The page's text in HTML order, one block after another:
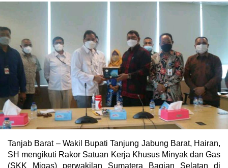
Tanjab Barat – Wakil Bupati Tanjung Jabung Barat, Hairan,
SH mengikuti Rakor Satuan Kerja Khusus Minyak dan Gas
(SKK Migas) perwakilan Sumatera Bagian Selatan di